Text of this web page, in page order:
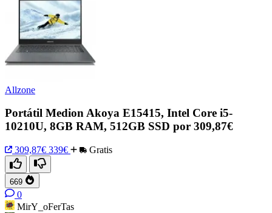
Allzone
Portátil Medion Akoya E15415, Intel Core i5-
10210U, 8GB RAM, 512GB SSD por 309,87€
309,87€ 339€ Gratis
669
0
MirY_oFerTas